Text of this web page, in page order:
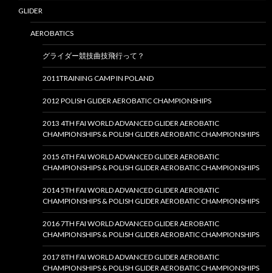
GLIDER
AEROBATICS
グライダー競技曲技飛行って？
2011TRAINING CAMP IN POLAND
2012 POLISH GLIDER AEROBATIC CHAMPIONSHIPS
2013 4TH FAI WORLD ADVANCED GLIDER AEROBATIC
CHAMPIONSHIPS & POLISH GLIDER AEROBATIC CHAMPIONSHIPS
2015 6TH FAI WORLD ADVANCED GLIDER AEROBATIC
CHAMPIONSHIPS & POLISH GLIDER AEROBATIC CHAMPIONSHIPS
2014 5TH FAI WORLD ADVANCED GLIDER AEROBATIC
CHAMPIONSHIPS & POLISH GLIDER AEROBATIC CHAMPIONSHIPS
2016 7TH FAI WORLD ADVANCED GLIDER AEROBATIC
CHAMPIONSHIPS & POLISH GLIDER AEROBATIC CHAMPIONSHIPS
2017 8TH FAI WORLD ADVANCED GLIDER AEROBATIC
CHAMPIONSHIPS & POLISH GLIDER AEROBATIC CHAMPIONSHIPS